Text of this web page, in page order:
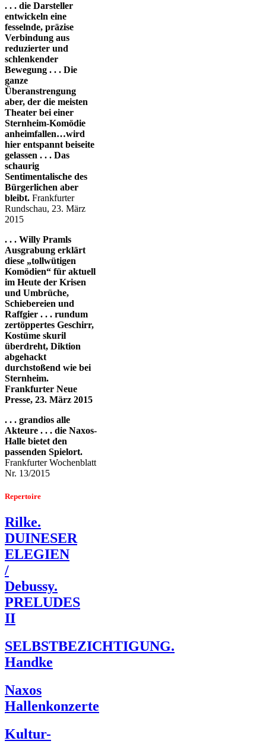
. . . die Darsteller
entwickeln eine
fesselnde, präzise
Verbindung aus
reduzierter und
schlenkender
Bewegung . . . Die
ganze
Überanstrengung
aber, der die meisten
Theater bei einer
Sternheim-Komödie
anheimfallen…wird
hier entspannt beiseite
gelassen . . . Das
schaurig
Sentimentalische des
Bürgerlichen aber
bleibt. Frankfurter
Rundschau, 23. März
2015
. . . Willy Pramls
Ausgrabung erklärt
diese „tollwütigen
Komödien“ für aktuell
im Heute der Krisen
und Umbrüche,
Schiebereien und
Raffgier . . . rundum
zertöppertes Geschirr,
Kostüme skuril
überdreht, Diktion
abgehackt
durchstoßend wie bei
Sternheim.
Frankfurter Neue
Presse, 23. März 2015
. . . grandios alle
Akteure . . . die Naxos-
Halle bietet den
passenden Spielort.
Frankfurter Wochenblatt
Nr. 13/2015
Repertoire
Rilke.
DUINESER
ELEGIEN
/
Debussy.
PRELUDES
II
SELBSTBEZICHTIGUNG.
Handke
Naxos
Hallenkonzerte
Kultur-